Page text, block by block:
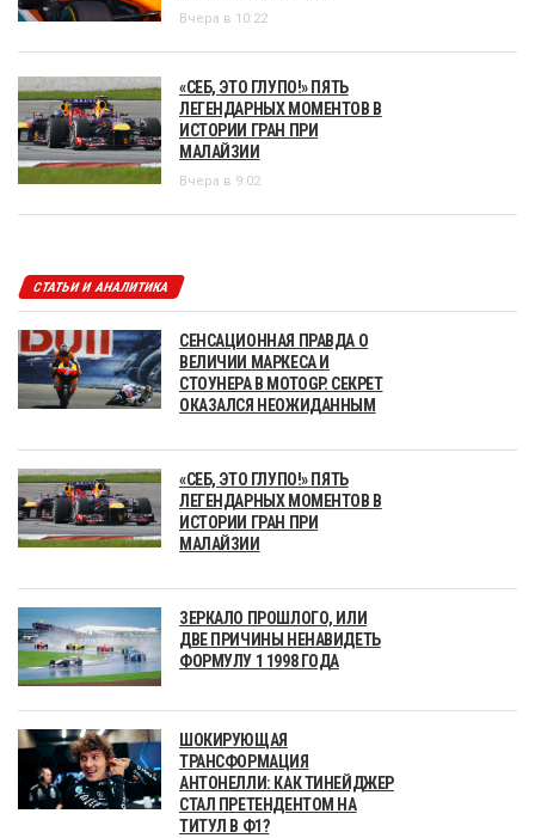
Вчера в 10:22
«СЕБ, ЭТО ГЛУПО!» ПЯТЬ
ЛЕГЕНДАРНЫХ МОМЕНТОВ В
ИСТОРИИ ГРАН ПРИ
МАЛАЙЗИИ
Вчера в 9:02
СТАТЬИ И АНАЛИТИКА
СЕНСАЦИОННАЯ ПРАВДА О
ВЕЛИЧИИ МАРКЕСА И
СТОУНЕРА В MOTOGP. СЕКРЕТ
ОКАЗАЛСЯ НЕОЖИДАННЫМ
«СЕБ, ЭТО ГЛУПО!» ПЯТЬ
ЛЕГЕНДАРНЫХ МОМЕНТОВ В
ИСТОРИИ ГРАН ПРИ
МАЛАЙЗИИ
ЗЕРКАЛО ПРОШЛОГО, ИЛИ
ДВЕ ПРИЧИНЫ НЕНАВИДЕТЬ
ФОРМУЛУ 1 1998 ГОДА
ШОКИРУЮЩАЯ
ТРАНСФОРМАЦИЯ
АНТОНЕЛЛИ: КАК ТИНЕЙДЖЕР
СТАЛ ПРЕТЕНДЕНТОМ НА
ТИТУЛ В Ф1?